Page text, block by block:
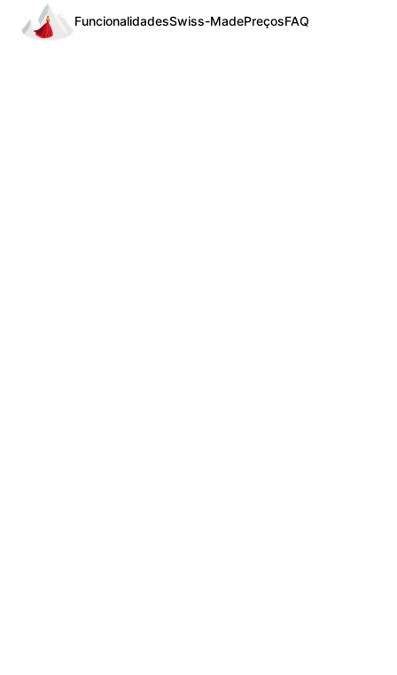
FuncionalidadesSwiss-MadePreçosFAQ